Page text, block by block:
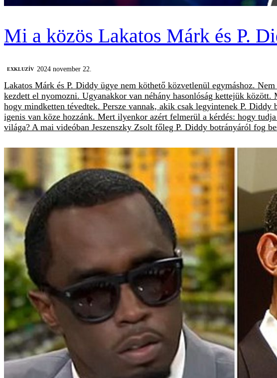
Mi a közös Lakatos Márk és P.
EXKLUZÍV 2024 november 22.
Lakatos Márk és P. Diddy ügye nem köthető közvetlenül egymáshoz.
kezdett el nyomozni. Ugyanakkor van néhány hasonlóság kettejük
hogy mindketten tévedtek. Persze vannak, akik csak legyintenek P.
igenis van köze hozzánk. Mert ilyenkor azért felmerül a kérdés: hogy
világa? A mai videóban Jeszenszky Zsolt főleg P. Diddy botrányáról fog